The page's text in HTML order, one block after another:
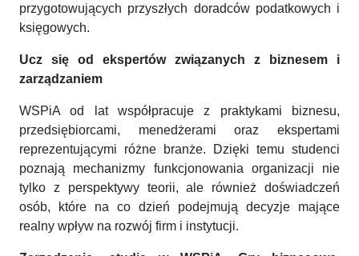
przygotowujących przyszłych doradców podatkowych i
księgowych.
Ucz się od ekspertów związanych z biznesem i
zarządzaniem
WSPiA od lat współpracuje z praktykami biznesu,
przedsiębiorcami, menedżerami oraz ekspertami
reprezentującymi różne branże. Dzięki temu studenci
poznają mechanizmy funkcjonowania organizacji nie
tylko z perspektywy teorii, ale również doświadczeń
osób, które na co dzień podejmują decyzje mające
realny wpływ na rozwój firm i instytucji.